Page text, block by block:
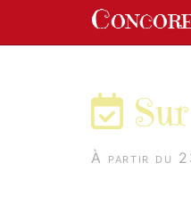
Sur
À partir du
Panneau de gestion des